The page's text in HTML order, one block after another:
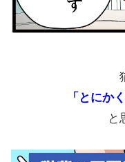
「とにか
と